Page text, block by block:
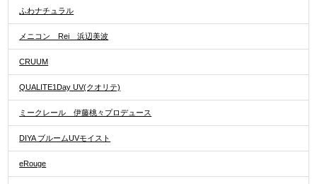
ふわナチュラル
メニコン Rei 浜辺美波
CRUUM
QUALITE1Day UV(クオリテ)
ミークレール 伊藤桃々プロデュース
DIYA ブルームUVモイスト
eRouge